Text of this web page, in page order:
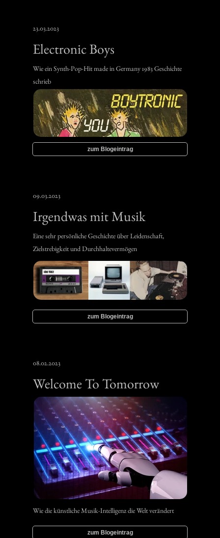
23.03.2023
Electronic Boys
‍Wie ein Synth-Pop-Hit made in Germany 1983 Geschichte
schrieb
zum Blogeintrag
09.03.2023
Irgendwas mit Musik
‍Eine sehr persönliche Geschichte über Leidenschaft,
Zielstrebigkeit und Durchhaltevermögen
zum Blogeintrag
08.02.2023
Welcome To Tomorrow
Wie die künstliche Musik-Intelligenz die Welt verändert
zum Blogeintrag